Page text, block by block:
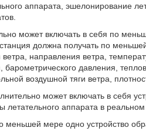
аппарата, эшелонирование
может включать в себя по
должна получать по
направления ветра,
барометрического давления,
воздушной тяги ветра,
может включать в себя
летательного аппарата в
меньшей мере одно устройство